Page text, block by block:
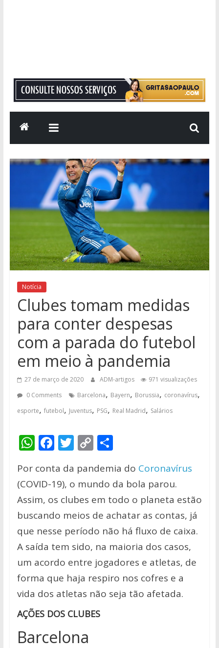
Grita
São
Paulo
Informação
Responsabilidade
Notícia
Clubes tomam medidas
para conter despesas
com a parada do futebol
em meio à pandemia
27 de março de 2020 ADM-artigos
971 visualizações
0 Comments
Barcelona, Bayern, Borussia, coronavírus,
esporte, futebol, Juventus, PSG, Real Madrid, Salários
W
at
s
A
p
p
F
e
b
o
o
k
T
itt
er
C
p
y
Li
n
k
S
ar
e
Por conta da pandemia do Coronavírus
(COVID-19), o mundo da bola parou.
Assim, os clubes em todo o planeta estão
buscando meios de achatar as contas, já
que nesse período não há fluxo de caixa.
A saída tem sido, na maioria dos casos,
um acordo entre jogadores e atletas, de
forma que haja respiro nos cofres e a
vida dos atletas não seja tão afetada.
AÇÕES DOS CLUBES
Barcelona